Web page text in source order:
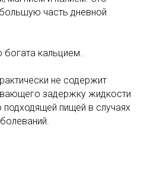
часть дневной
богата кальцием.
не содержит
задержку жидкости
пищей в случаях